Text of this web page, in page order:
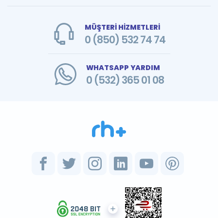
MÜŞTERİ HİZMETLERİ
0 (850) 532 74 74
WHATSAPP YARDIM
0 (532) 365 01 08